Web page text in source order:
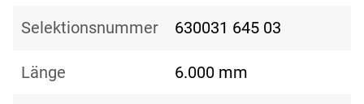
Selektionsnummer 630031 645 03
Länge 6.000 mm